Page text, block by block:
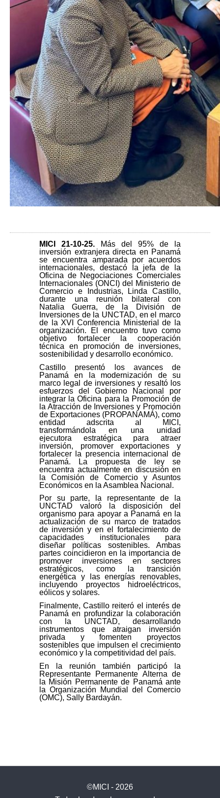
MICI 21-10-25.
Más del 95% de la
inversión extranjera directa en Panamá
se encuentra amparada por acuerdos
internacionales, destacó la jefa de la
Oficina de Negociaciones Comerciales
Internacionales (ONCI) del Ministerio de
Comercio e Industrias, Linda Castillo,
durante una reunión bilateral con
Natalia Guerra, de la División de
Inversiones de la UNCTAD, en el marco
de la XVI Conferencia Ministerial de la
organización. El encuentro tuvo como
objetivo fortalecer la cooperación
técnica en promoción de inversiones,
sostenibilidad y desarrollo económico.
Castillo presentó los avances de
Panamá en la modernización de su
marco legal de inversiones y resaltó los
esfuerzos del Gobierno Nacional por
integrar la Oficina para la Promoción de
la Atracción de Inversiones y Promoción
de Exportaciones (PROPANAMÁ), como
entidad adscrita al MICI,
transformándola en una unidad
ejecutora estratégica para atraer
inversión, promover exportaciones y
fortalecer la presencia internacional de
Panamá. La propuesta de ley se
encuentra actualmente en discusión en
la Comisión de Comercio y Asuntos
Económicos en la Asamblea Nacional.
Por su parte, la representante de la
UNCTAD valoró la disposición del
organismo para apoyar a Panamá en la
actualización de su marco de tratados
de inversión y en el fortalecimiento de
capacidades institucionales para
diseñar políticas sostenibles. Ambas
partes coincidieron en la importancia de
promover inversiones en sectores
estratégicos, como la transición
energética y las energías renovables,
incluyendo proyectos hidroeléctricos,
eólicos y solares.
Finalmente, Castillo reiteró el interés de
Panamá en profundizar la colaboración
con la UNCTAD, desarrollando
instrumentos que atraigan inversión
privada y fomenten proyectos
sostenibles que impulsen el crecimiento
económico y la competitividad del país.
En la reunión también participó la
Representante Permanente Alterna de
la Misión Permanente de Panamá ante
la Organización Mundial del Comercio
(OMC), Sally Bardayán.
©MICI - 2026